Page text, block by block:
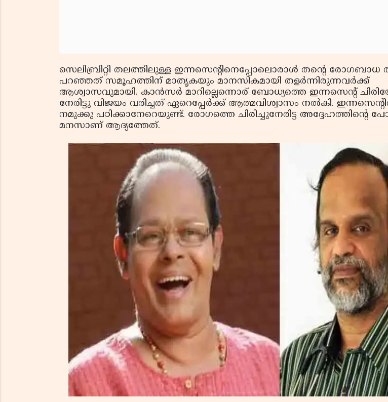
സെലിബ്രിറ്റി തലത്തിലുള്ള ഇന്നസെന്റിനെപ്പോലൊരാള്‍ തന്റെ
പറഞ്ഞത് സമൂഹത്തിന് മാതൃകയും മാനസികമായി തളര്‍ന്നിരുന്നവര്‍ക്ക്
ആശ്വാസവുമായി. കാന്‍സര്‍ മാറില്ലെന്നൊര് ബോധ്യത്തെ ഇന്നസെന്റ്
നേരിട്ടു വിജയം വരിച്ചത് ഏറെപ്പേര്‍ക്ക് ആത്മവിശ്വാസം നല്‍കി.
നമുക്കു പഠിക്കാനേറെയുണ്ട്. രോഗത്തെ ചിരിച്ചുനേരിട്ട അദ്ദേഹത്തിന്റെ
മനസാണ് ആദ്യത്തേത്.